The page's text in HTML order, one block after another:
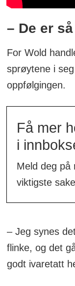
– De er
For Wold
sprøytene i
oppfølgingen.
Få mer
i
Meld deg på
viktigste
– Jeg synes
flinke, og det
godt ivaretatt